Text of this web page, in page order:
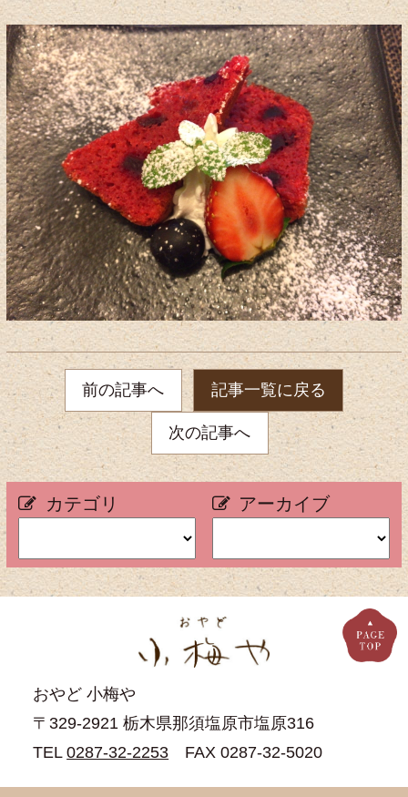
前の記事へ 記事一覧に戻る
次の記事へ
カテゴリ アーカイブ
おやど 小梅や
〒329-2921 栃木県那須塩原市塩原316
TEL0287-32-2253 FAX 0287-32-5020